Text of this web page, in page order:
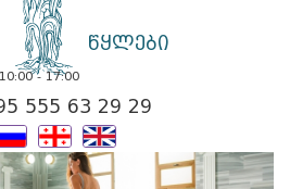
წყლები
ЗВОНИТЕ 10:00 - 17:00